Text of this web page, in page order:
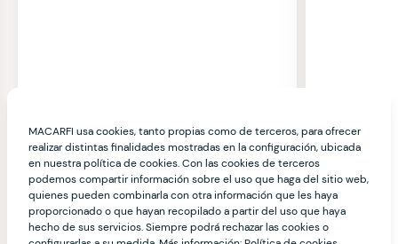
MACARFI usa cookies, tanto propias como de terceros, para ofrecer
realizar distintas finalidades mostradas en la configuración, ubicada
en nuestra política de cookies. Con las cookies de terceros
podemos compartir información sobre el uso que haga del sitio web,
quienes pueden combinarla con otra información que les haya
proporcionado o que hayan recopilado a partir del uso que haya
hecho de sus servicios. Siempre podrá rechazar las cookies o